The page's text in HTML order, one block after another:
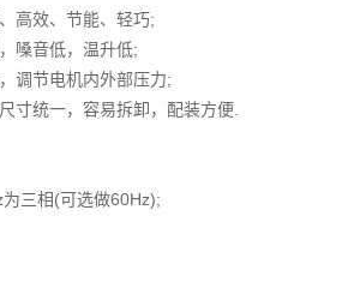
高效、节能、轻巧;
嗓音低，温升低;
调节电机内外部压力;
寸统一，容易拆卸，配装方便.
三相(可选做60Hz);